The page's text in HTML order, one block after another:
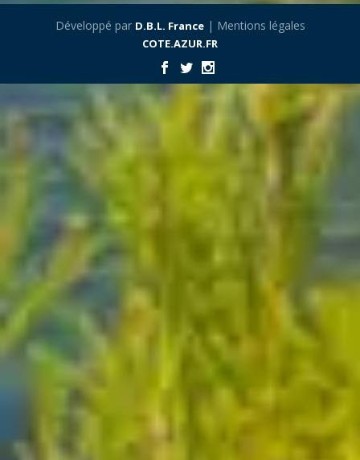
Développé par D.B.L. France| Mentions légales
COTE.AZUR.FR